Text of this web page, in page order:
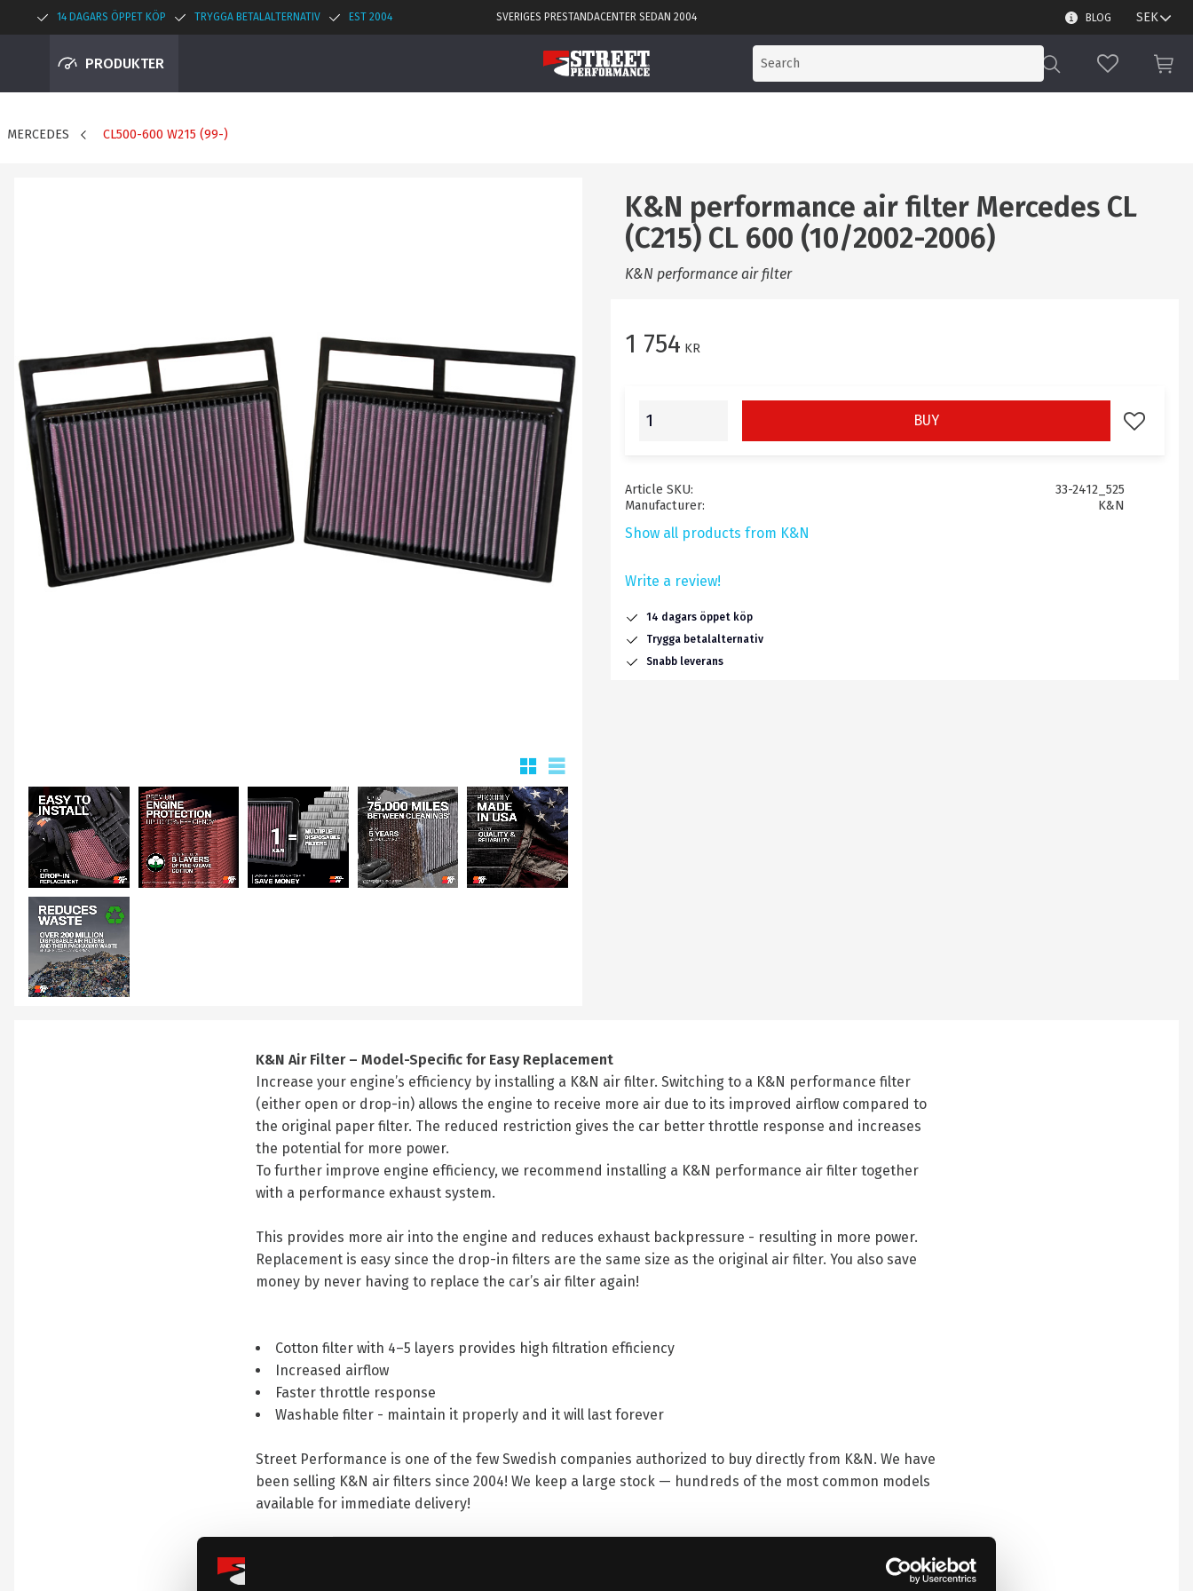
14 DAGARS ÖPPET KÖP TRYGGA BETALALTERNATIV EST 2004 SVERIGES PRESTANDACENTER SEDAN 2004 BLOG
PRODUKTER
FAVORITES
MERCEDES CL500-600 W215 (99-)
K&N performance air filter Mercedes CL
(C215) CL 600 (10/2002-2006)
K&N performance air filter
Grid viewList view
1 754 KR
BUY Add to
Article SKU
33-2412_525
Manufacturer
K&N
Show all products from K&N
Write a review!
14 dagars öppet köp
Trygga betalalternativ
Snabb leverans
K&N Air Filter – Model-Specific for Easy Replacement
Increase your engine’s efficiency by installing a K&N air filter. Switching to a K&N performance filter
(either open or drop-in) allows the engine to receive more air due to its improved airflow compared to
the original paper filter. The reduced restriction gives the car better throttle response and increases
the potential for more power.
To further improve engine efficiency, we recommend installing a K&N performance air filter together
with a performance exhaust system.
This provides more air into the engine and reduces exhaust backpressure - resulting in more power.
Replacement is easy since the drop-in filters are the same size as the original air filter. You also save
money by never having to replace the car’s air filter again!
Cotton filter with 4–5 layers provides high filtration efficiency
Increased airflow
Faster throttle response
Washable filter - maintain it properly and it will last forever
Street Performance is one of the few Swedish companies authorized to buy directly from K&N. We have
been selling K&N air filters since 2004! We keep a large stock — hundreds of the most common models
available for immediate delivery!